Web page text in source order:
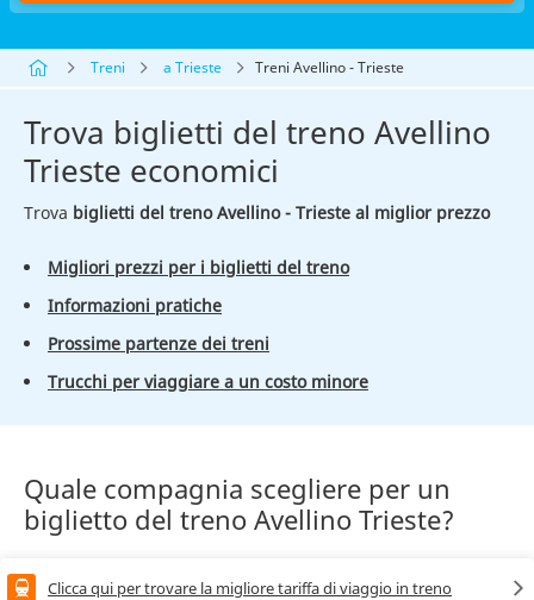
Treni a Trieste Treni Avellino - Trieste
Trova biglietti del treno Avellino
Trieste economici
Trova biglietti del treno Avellino - Trieste al miglior prezzo
Migliori prezzi per i biglietti del treno
Informazioni pratiche
Prossime partenze dei treni
Trucchi per viaggiare a un costo minore
Quale compagnia scegliere per un
biglietto del treno Avellino Trieste?
Clicca qui per trovare la migliore tariffa di viaggio in treno